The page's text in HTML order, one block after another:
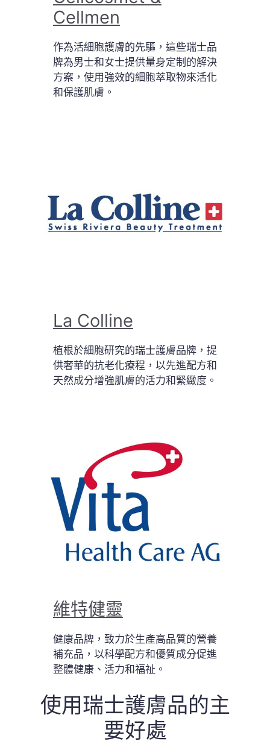
Cellmen
作為活細胞護膚的先驅，這些瑞士品
牌為男士和女士提供量身定制的解決
方案，使用強效的細胞萃取物來活化
和保護肌膚。
La Colline
植根於細胞研究的瑞士護膚品牌，提
供奢華的抗老化療程，以先進配方和
天然成分增強肌膚的活力和緊緻度。
維特健靈
健康品牌，致力於生產高品質的營養
補充品，以科學配方和優質成分促進
整體健康、活力和福祉。
使用瑞士護膚品的主
要好處